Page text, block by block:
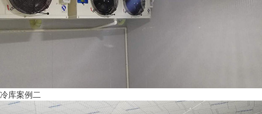
冷库案例二